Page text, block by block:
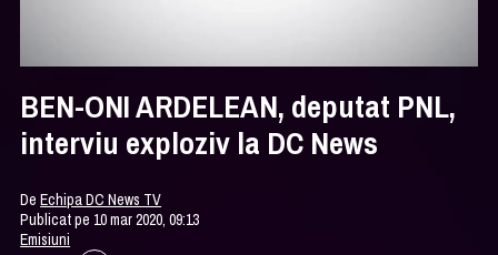
BEN-ONI ARDELEAN, deputat PNL,
interviu exploziv la DC News
DeEchipa DC News TV
Publicat pe 10 mar 2020, 09:13
Emisiuni